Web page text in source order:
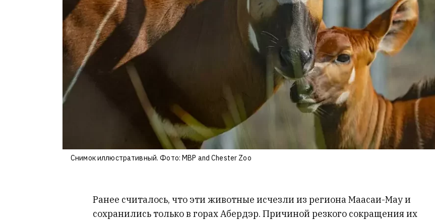
Снимок иллюстративный. Фото: MBP and Chester Zoo
Ранее считалось, что эти животные исчезли из региона Маасаи-Мау и
сохранились только в горах Абердэр. Причиной резкого сокращения их